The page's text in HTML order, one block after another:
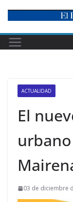
content
ACTUALIDAD
El
03 de diciembre